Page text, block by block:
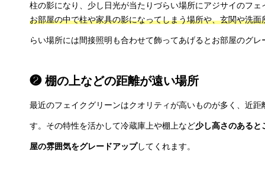
柱の影になり、少し日光が当たりづらい場所にアジサイのフェ
お部屋の中で柱や家具の影になってしまう場所や、玄関や洗
らい場所には間接照明も合わせて飾ってあげるとお部屋のグ
❷ 棚の上などの距離が遠い場所
最近のフェイクグリーンはクオリティが高いものが多く、近
す。その特性を活かして冷蔵庫上や棚上など少し高さのあると
屋の雰囲気をグレードアップしてくれます。